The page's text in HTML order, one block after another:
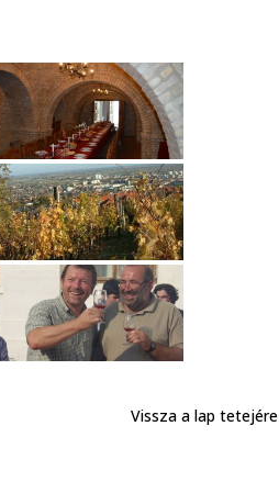
Vissza a lap tetejére